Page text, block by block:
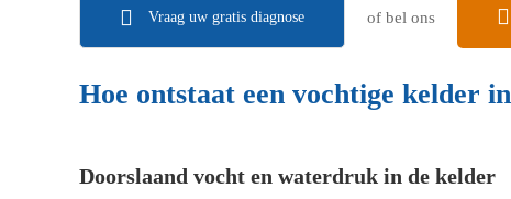
Vraag uw gratis diagnose of bel ons
Hoe ontstaat een vochtige kelder
Doorslaand vocht en waterdruk in de kelder